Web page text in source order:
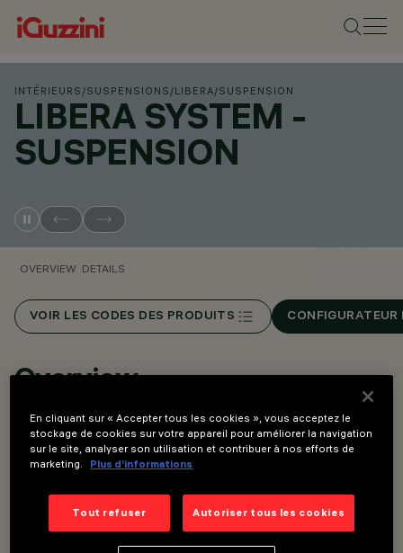
INTÉRIEURS /SUSPENSIONS /LIBERA/SUSPENSION
LIBERA SYSTEM -
SUSPENSION
OVERVIEW DETAILS
VOIR LES CODES DES PRODUITS CONFIGURATEUR
Overview
Versions disponibles avec optique Space blanche ou
noire et écran micro-texturé opale ou fumé satiné.
réalisé avec système catadioptrique.
Versions avec optique Frameless ou Frame.
En cliquant sur « Accepter tous les cookies », vous acceptez le
stockage de cookies sur votre appareil pour améliorer la navigation
sur le site, analyser son utilisation et contribuer à nos efforts de
marketing.
Plus d’informations
Tout refuser Autoriser tous les cookies